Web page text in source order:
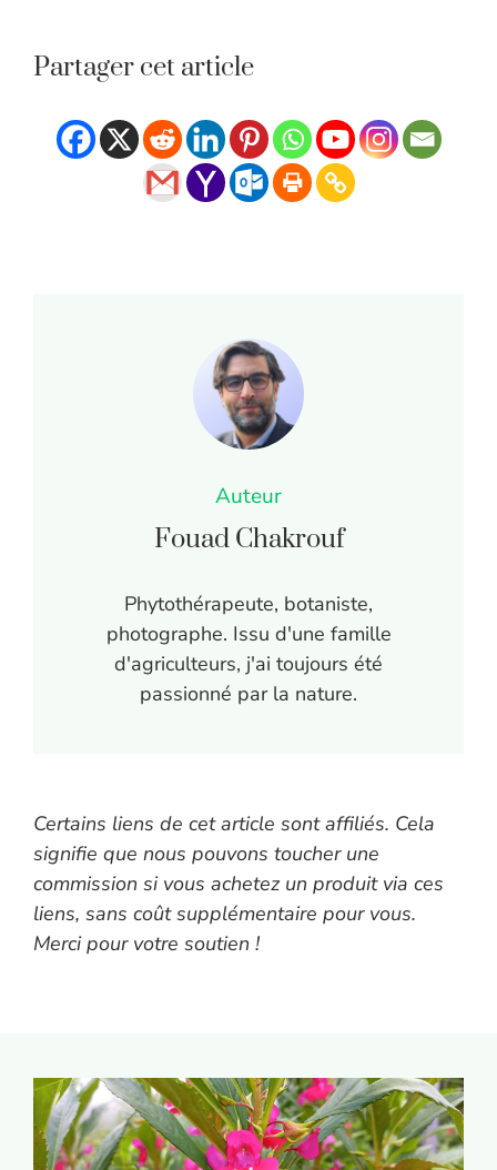
Partager cet article
Auteur
Fouad Chakrouf
Phytothérapeute, botaniste,
photographe. Issu d'une famille
d'agriculteurs, j'ai toujours été
passionné par la nature.
Certains liens de cet article sont affiliés. Cela
signifie que nous pouvons toucher une
commission si vous achetez un produit via ces
liens, sans coût supplémentaire pour vous.
Merci pour votre soutien !